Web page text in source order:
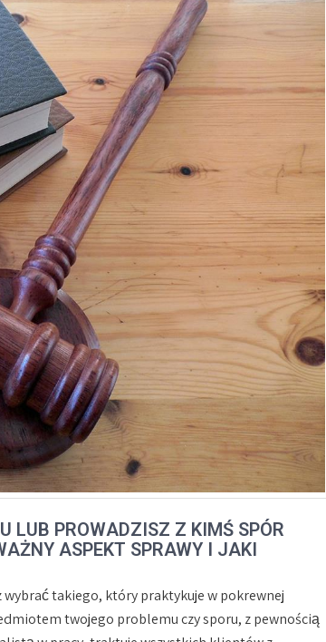
LUB PROWADZISZ Z KIMŚ SPÓR
ASPEKT SPRAWY I JAKI
takiego, który praktykuje w pokrewnej
twojego problemu czy sporu, z pewnością